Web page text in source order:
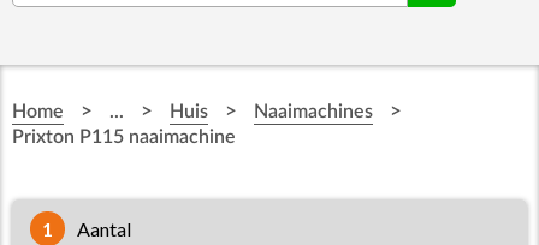
Home > ... > Huis > Naaimachines >
Prixton P115 naaimachine
1 aantal